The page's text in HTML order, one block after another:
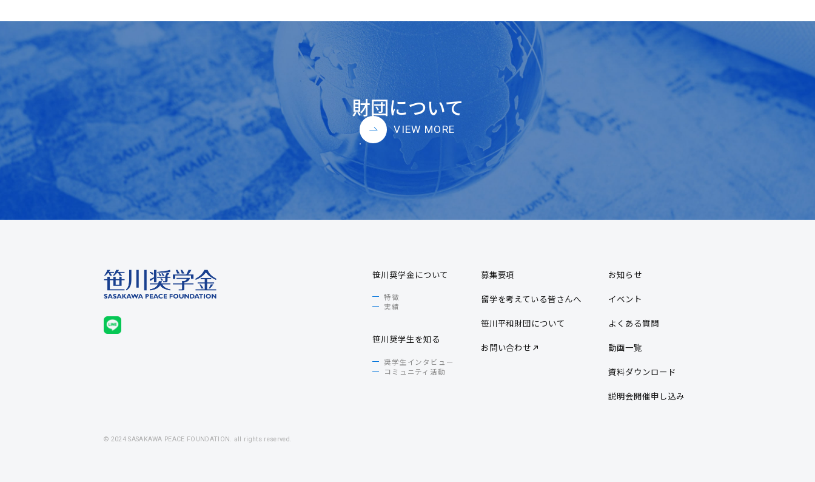
財団について
VIEW MORE
笹川奨学金について
特徴
実績
笹川奨学生を知る
奨学生インタビュー
コミュニティ活動
募集要項
留学を考えている皆さんへ
笹川平和財団について
お問い合わせ
お知らせ
イベント
よくある質問
動画一覧
資料ダウンロード
説明会開催申し込み
© 2024 SASAKAWA PEACE FOUNDATION. all rights reserved.